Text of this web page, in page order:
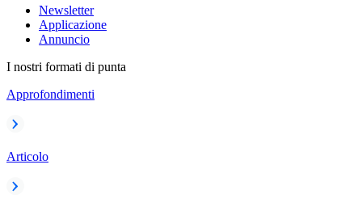
Newsletter
Applicazione
Annuncio
I nostri formati di punta
Approfondimenti
Articolo